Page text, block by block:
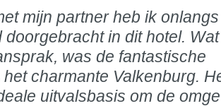
mijn partner heb ik
doorgebracht in dit hotel.
was de fantastische
charmante Valkenburg.
uitvalsbasis om de